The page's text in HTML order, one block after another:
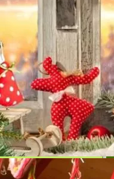
by Elie
дрехи
за източни бойни